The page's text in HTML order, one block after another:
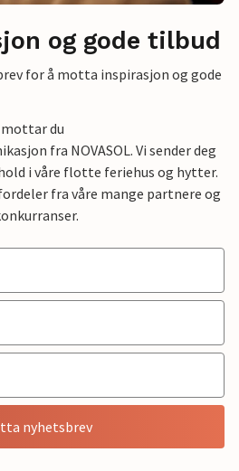
og gode tilbud
for å motta inspirasjon og gode
du
fra NOVASOL. Vi sender deg
i våre flotte feriehus og hytter.
fra våre mange partnere og
nyhetsbrev